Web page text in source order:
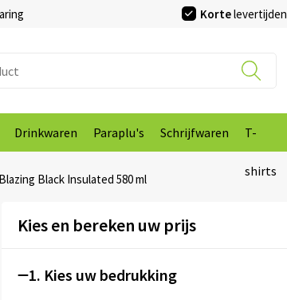
Kortelevertijden
Drinkwaren Paraplu's Schrijfwaren T-
shirts
Black Insulated 580 ml
Kies en bereken uw prijs
1. Kies uw bedrukking